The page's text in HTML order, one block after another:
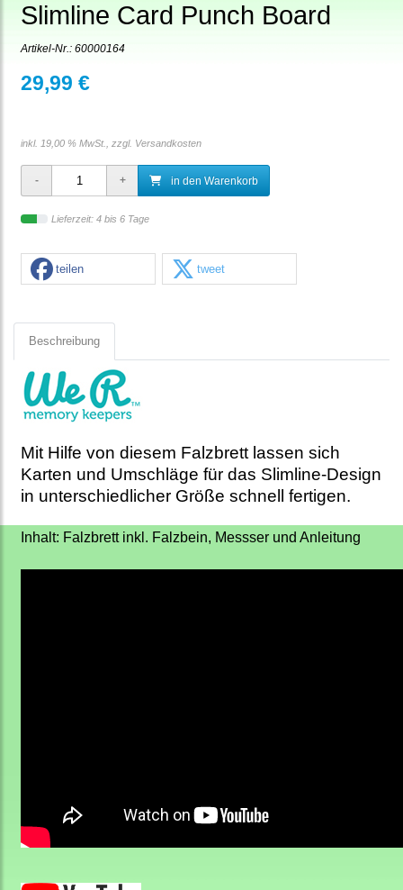
Slimline Card Punch Board
Artikel-Nr.: 60000164
29,99 €
inkl. 19,00 % MwSt., zzgl. Versandkosten
in den Warenkorb
Lieferzeit: 4 bis 6 Tage
teilen tweet
Beschreibung
Mit Hilfe von diesem Falzbrett lassen sich
Karten und Umschläge für das Slimline-Design
in unterschiedlicher Größe schnell fertigen.
Inhalt: Falzbrett inkl. Falzbein, Messser und Anleitung